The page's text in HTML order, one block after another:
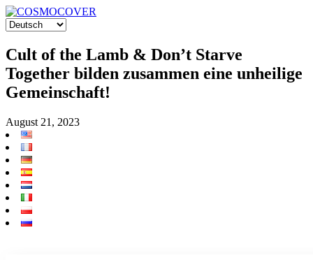
Cult of the Lamb & Don’t Starve
Together bilden zusammen eine unheilige
Gemeinschaft!
August 21, 2023